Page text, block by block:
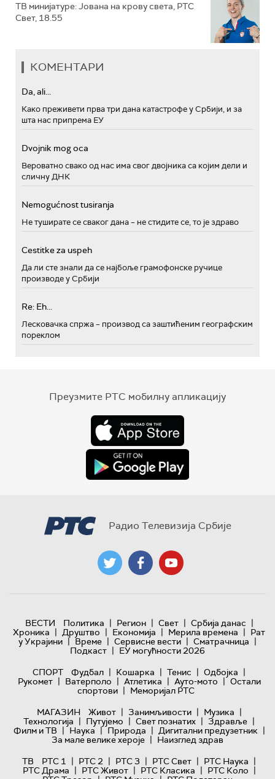
ТВ минијатуре: Јована на крову света, РТС
Свет, 18.55
КОМЕНТАРИ
Da, ali...
Како преживети прва три дана катастрофе у Србији, и за
шта нас припрема ЕУ
Dvojnik mog oca
Вероватно свако од нас има свог двојника са којим дели и
сличну ДНК
Nemogućnost tusiranja
Не туширате се сваког дана – не стидите се, то је здраво
Cestitke za uspeh
Да ли сте знали да се најбоље грамофонске ручице
производе у Србији
Re: Eh...
Лесковачка спржа – производ са заштићеним географским
пореклом
Преузмите РТС мобилну апликацију
Радио Телевизија Србије
ВЕСТИ Политика | Регион | Свет | Србија данас |
Хроника | Друштво | Економија | Мерила времена | Рат
у Украјини | Време | Сервисне вести | Сматрачница |
Подкаст | ЕУ могућности 2026
СПОРТ
Фудбал | Кошарка | Тенис | Одбојка |
Рукомет | Ватерполо | Атлетика | Ауто-мото | Остали
спортови | Меморијал РТС
МАГАЗИН
Живот | Занимљивости | Музика |
Технологијa | Путујемо | Свет познатих | Здравље |
Филм и ТВ | Наука | Природа | Дигитални предузетник |
За мале велике хероје | Наизглед здрав
ТВ
РТС 1 | РТС 2 | РТС 3 | РТС Свет | РТС Наука |
РТС Драма | РТС Живот | РТС Класика | РТС Коло |